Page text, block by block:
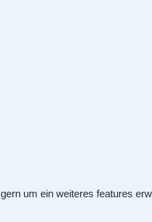
um ein weiteres features